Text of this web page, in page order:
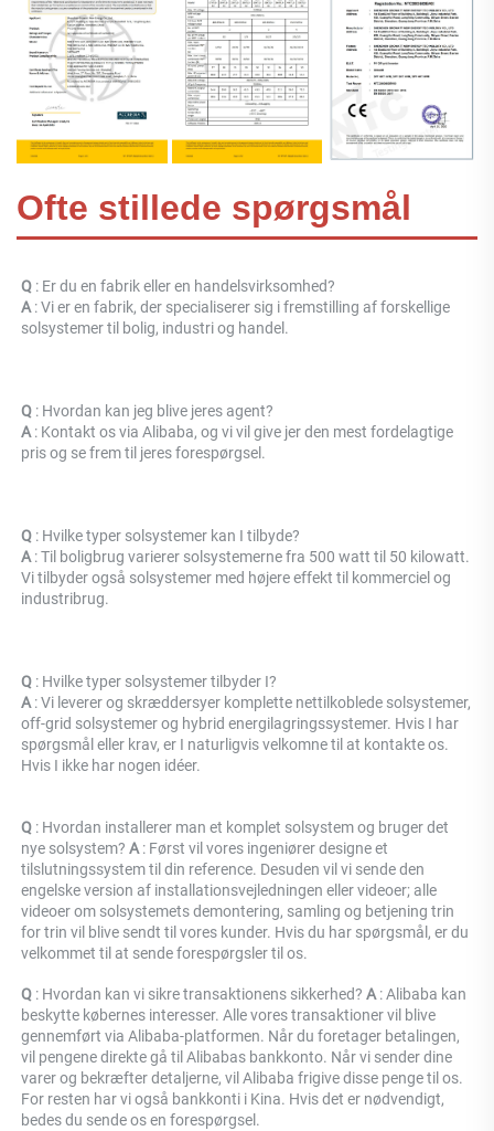
Ofte stillede spørgsmål
Q : Er du en fabrik eller en handelsvirksomhed?
A : Vi er en fabrik, der specialiserer sig i fremstilling af forskellige
solsystemer til bolig, industri og handel.
Q : Hvordan kan jeg blive jeres agent?
A : Kontakt os via Alibaba, og vi vil give jer den mest fordelagtige
pris og se frem til jeres forespørgsel.
Q : Hvilke typer solsystemer kan I tilbyde?
A : Til boligbrug varierer solsystemerne fra 500 watt til 50 kilowatt.
Vi tilbyder også solsystemer med højere effekt til kommerciel og
industribrug.
Q : Hvilke typer solsystemer tilbyder I?
A : Vi leverer og skræddersyer komplette nettilkoblede solsystemer,
off-grid solsystemer og hybrid energilagringssystemer. Hvis I har
spørgsmål eller krav, er I naturligvis velkomne til at kontakte os.
Hvis I ikke har nogen idéer.
Q : Hvordan installerer man et komplet solsystem og bruger det
nye solsystem? A : Først vil vores ingeniører designe et
tilslutningssystem til din reference. Desuden vil vi sende den
engelske version af installationsvejledningen eller videoer; alle
videoer om solsystemets demontering, samling og betjening trin
for trin vil blive sendt til vores kunder. Hvis du har spørgsmål, er du
velkommet til at sende forespørgsler til os.
Q : Hvordan kan vi sikre transaktionens sikkerhed? A : Alibaba kan
beskytte købernes interesser. Alle vores transaktioner vil blive
gennemført via Alibaba-platformen. Når du foretager betalingen,
vil pengene direkte gå til Alibabas bankkonto. Når vi sender dine
varer og bekræfter detaljerne, vil Alibaba frigive disse penge til os.
For resten har vi også bankkonti i Kina. Hvis det er nødvendigt,
bedes du sende os en forespørgsel.